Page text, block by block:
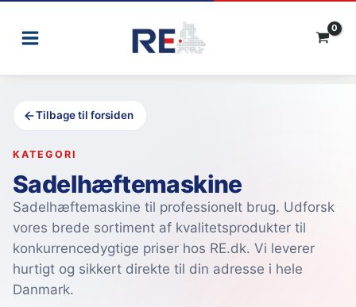
Tilbage til forsiden
KATEGORI
Sadelhæftemaskine
Sadelhæftemaskine til professionelt brug. Udforsk
vores brede sortiment af kvalitetsprodukter til
konkurrencedygtige priser hos RE.dk. Vi leverer
hurtigt og sikkert direkte til din adresse i hele
Danmark.